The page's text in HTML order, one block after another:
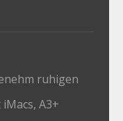
ruhigen
A3+